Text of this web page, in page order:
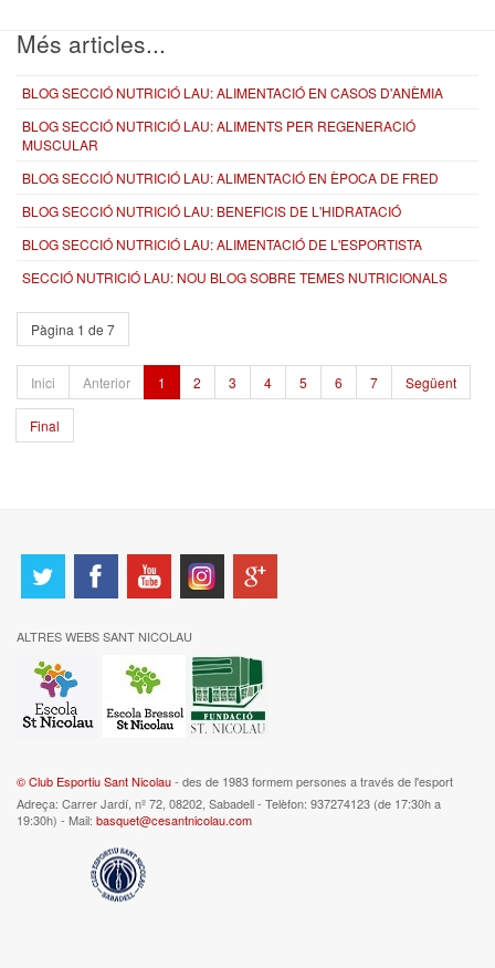
Més articles...
BLOG SECCIÓ NUTRICIÓ LAU: ALIMENTACIÓ EN CASOS D'ANÈMIA
BLOG SECCIÓ NUTRICIÓ LAU: ALIMENTS PER REGENERACIÓ
MUSCULAR
BLOG SECCIÓ NUTRICIÓ LAU: ALIMENTACIÓ EN ÈPOCA DE FRED
BLOG SECCIÓ NUTRICIÓ LAU: BENEFICIS DE L'HIDRATACIÓ
BLOG SECCIÓ NUTRICIÓ LAU: ALIMENTACIÓ DE L'ESPORTISTA
SECCIÓ NUTRICIÓ LAU: NOU BLOG SOBRE TEMES NUTRICIONALS
Pàgina 1 de 7
Inici Anterior 1 2 3 4 5 6 7 Següent
Final
ALTRES WEBS SANT NICOLAU
© Club Esportiu Sant Nicolau- des de 1983 formem persones a través de l'esport
Adreça: Carrer Jardí, nº 72, 08202, Sabadell - Telèfon: 937274123 (de 17:30h a
19:30h) - Mail: basquet@cesantnicolau.com